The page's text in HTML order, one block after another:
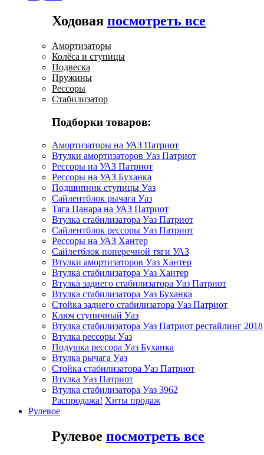
Ходовая посмотреть все
Амортизаторы
Колёса и ступицы
Подвеска
Пружины
Рессоры
Стабилизатор
Подборки товаров:
Амортизаторы на УАЗ Патриот
Втулки амортизаторов Уаз Патриот
Рессоры на УАЗ Патриот
Рессоры на УАЗ Буханка
Подшипник ступицы Уаз
Сайлентблок рычага Уаз
Тяга Панара на УАЗ Патриот
Втулка стабилизатора Уаз Патриот
Сайлентблок рессоры Уаз Патриот
Рессоры на УАЗ Хантер
Сайлетблок поперечной тяги УАЗ
Втулки амортизаторов Уаз Хантер
Втулка стабилизатора Уаз Хантер
Втулка заднего стабилизатора Уаз Патриот
Втулка стабилизатора Уаз Буханка
Стойка заднего стабилизатора Уаз Патриот
Ключ ступичный Уаз
Втулка стабилизатора Уаз Патриот рестайлинг 2018
Втулка рессоры Уаз
Подушка рессора Уаз Буханка
Втулка рычага Уаз
Стойка стабилизатора Уаз Патриот
Втулка Уаз Патриот
Втулка стабилизатора Уаз 3962
Распродажа! Хиты продаж
Рулевое
Рулевое посмотреть все